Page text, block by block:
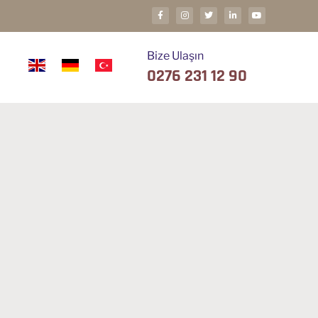
Bize Ulaşın
0276 231 12 90